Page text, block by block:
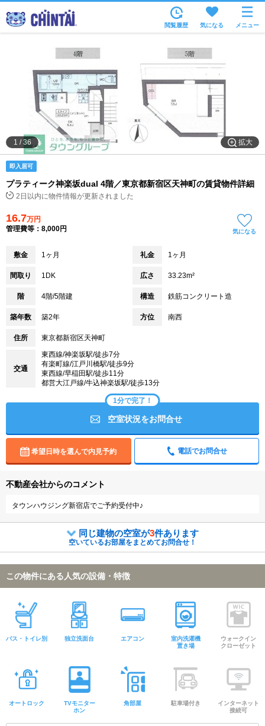
家賃相場から
通勤通学時間から
物件特集から
閲覧履歴 気になる メニュー
拡大
1 /36
即入居可
プラティーク神楽坂dual 4階／東京都新宿区天神町の賃貸物件詳細
2日以内に物件情報が更新されました
16.7万円
管理費等：8,000円
気になる
敷金 1ヶ月 礼金 1ヶ月
間取り 1DK 広さ 33.23m²
階 4階/5階建 構造 鉄筋コンクリート造
築年数 築2年 方位 南西
住所 東京都新宿区天神町
交通
東西線/神楽坂駅/徒歩7分
有楽町線/江戸川橋駅/徒歩9分
東西線/早稲田駅/徒歩11分
都営大江戸線/牛込神楽坂駅/徒歩13分
1分で完了！
空室状況をお問合せ
希望日時を選んで内見予約 電話でお問合せ
不動産会社からのコメント
タウンハウジング新宿店でご予約受付中♪
同じ建物の空室が3件あります
空いているお部屋をまとめてお問合せ！
この物件にある人気の設備・特徴
バス・トイレ別 独立洗面台 エアコン
室内洗濯機
置き場
ウォークイン
クローゼット
オートロック
TVモニター
ホン
角部屋 駐車場付き
インターネット
接続可